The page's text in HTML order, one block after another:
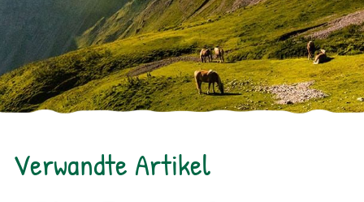
Verwandte Artikel